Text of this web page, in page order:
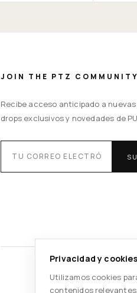
JOIN THE PTZ COMMUNITY
Recibe acceso anticipado a
drops exclusivos y novedades de
Privacidad y
Utilizamos cookies
contenidos